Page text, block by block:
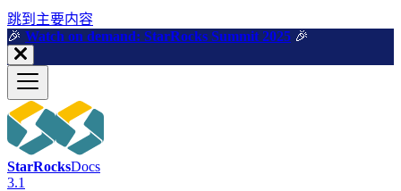
跳到主要内容
🎉️ Watch on demand: StarRocks Summit 2025 🎉️
StarRocksDocs
3.1